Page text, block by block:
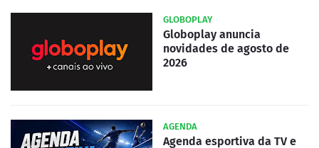
GLOBOPLAY
Globoplay anuncia
novidades de agosto de
2026
AGENDA
Agenda esportiva da TV e